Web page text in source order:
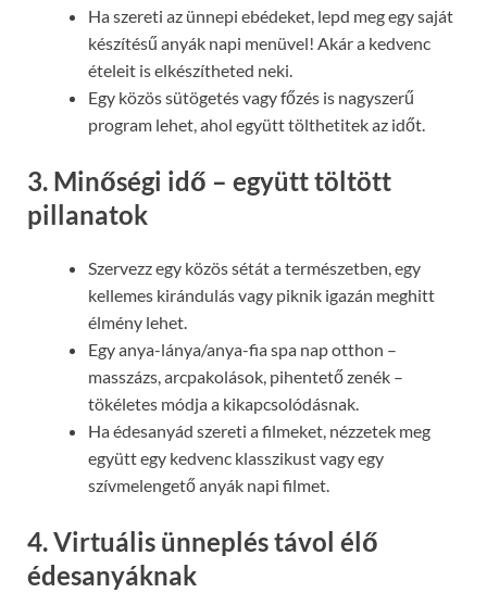
Ha szereti az ünnepi ebédeket, lepd meg egy saját
készítésű anyák napi menüvel! Akár a kedvenc
ételeit is elkészítheted neki.
Egy közös sütögetés vagy főzés is nagyszerű
program lehet, ahol együtt tölthetitek az időt.
3. Minőségi idő – együtt töltött
pillanatok
Szervezz egy közös sétát a természetben, egy
kellemes kirándulás vagy piknik igazán meghitt
élmény lehet.
Egy anya-lánya/anya-fia spa nap otthon –
masszázs, arcpakolások, pihentető zenék –
tökéletes módja a kikapcsolódásnak.
Ha édesanyád szereti a filmeket, nézzetek meg
együtt egy kedvenc klasszikust vagy egy
szívmelengető anyák napi filmet.
4. Virtuális ünneplés távol élő
édesanyáknak